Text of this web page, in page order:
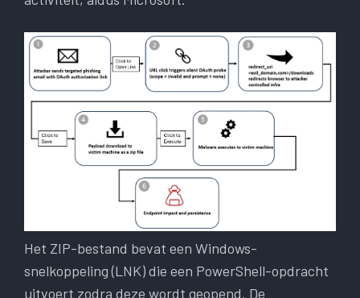
Het ZIP-bestand bevat een Windows-
snelkoppeling (LNK) die een PowerShell-opdracht
uitvoert zodra deze wordt geopend. De